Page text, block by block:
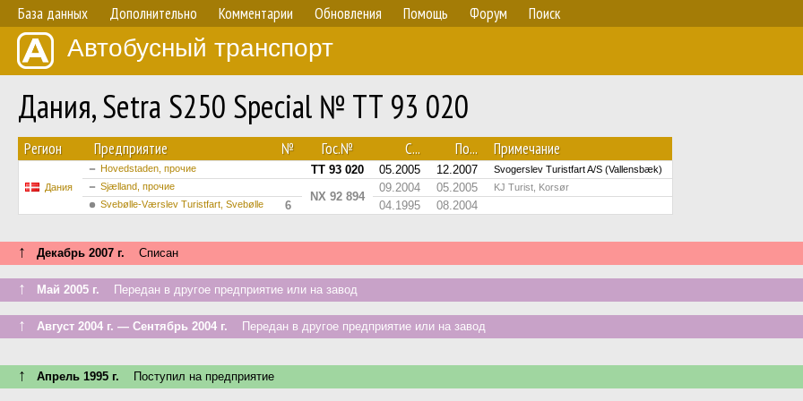
База данных Дополнительно Комментарии Обновления Помощь Форум Поиск
Автобусный транспорт
Дания, Setra S250 Special № TT 93 020
Регион Предприятие № Гос.№ С... По... Примечание
Дания
Hovedstaden, прочие TT 93 020 05.2005 12.2007
Svogerslev Turistfart A/S (Vallensbæk)
Sjælland, прочие
NX 92 894
09.2004 05.2005
KJ Turist, Korsør
Svebølle-Værslev Turistfart, Svebølle
6 04.1995 08.2004
↑ Декабрь 2007 г. Списан
↑ Май 2005 г. Передан в другое предприятие или на завод
↑ Август 2004 г. — Сентябрь 2004 г. Передан в другое предприятие или на завод
↑ Апрель 1995 г. Поступил на предприятие